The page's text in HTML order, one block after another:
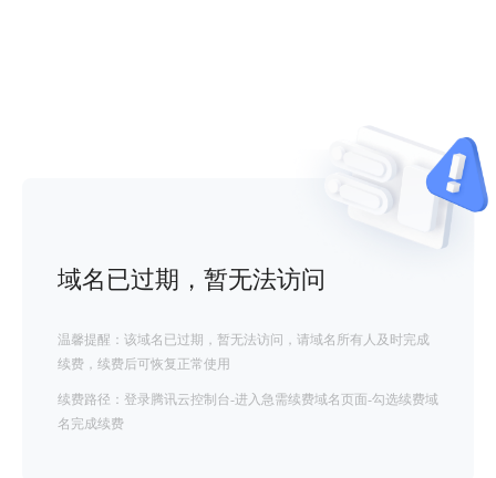
域名已过期，暂无法访问
温馨提醒：该域名已过期，暂无法访问，请域名所有人及时完成
续费，续费后可恢复正常使用
续费路径：登录腾讯云控制台-进入急需续费域名页面-勾选续费域
名完成续费